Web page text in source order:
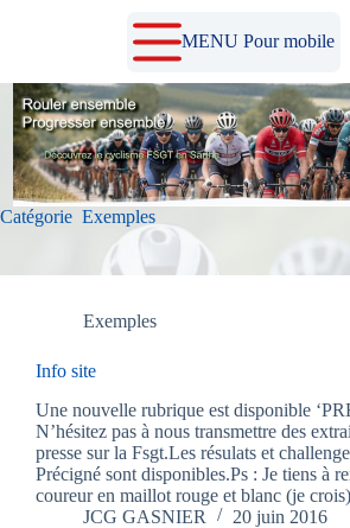
MENU Pour mobile
Catégorie Exemples
Exemples
Info site
Une nouvelle rubrique est disponible
N’hésitez pas à nous transmettre des
presse sur la Fsgt.Les résulats et
Précigné sont disponibles.Ps : Je tiens à
coureur en maillot rouge et blanc (je
JCG GASNIER
20 juin 2016